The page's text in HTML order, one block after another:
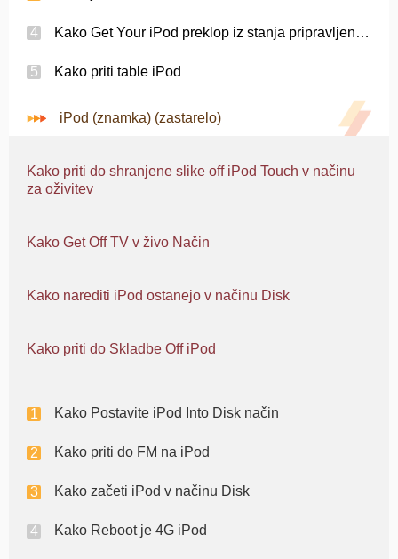
Kako Get Your iPod preklop iz stanja pripravljenosti
Kako priti table iPod
iPod (znamka) (zastarelo)
Kako priti do shranjene slike off iPod Touch v načinu
za oživitev
Kako Get Off TV v živo Način
Kako narediti iPod ostanejo v načinu Disk
Kako priti do Skladbe Off iPod
Kako Postavite iPod Into Disk način
Kako priti do FM na iPod
Kako začeti iPod v načinu Disk
Kako Reboot je 4G iPod